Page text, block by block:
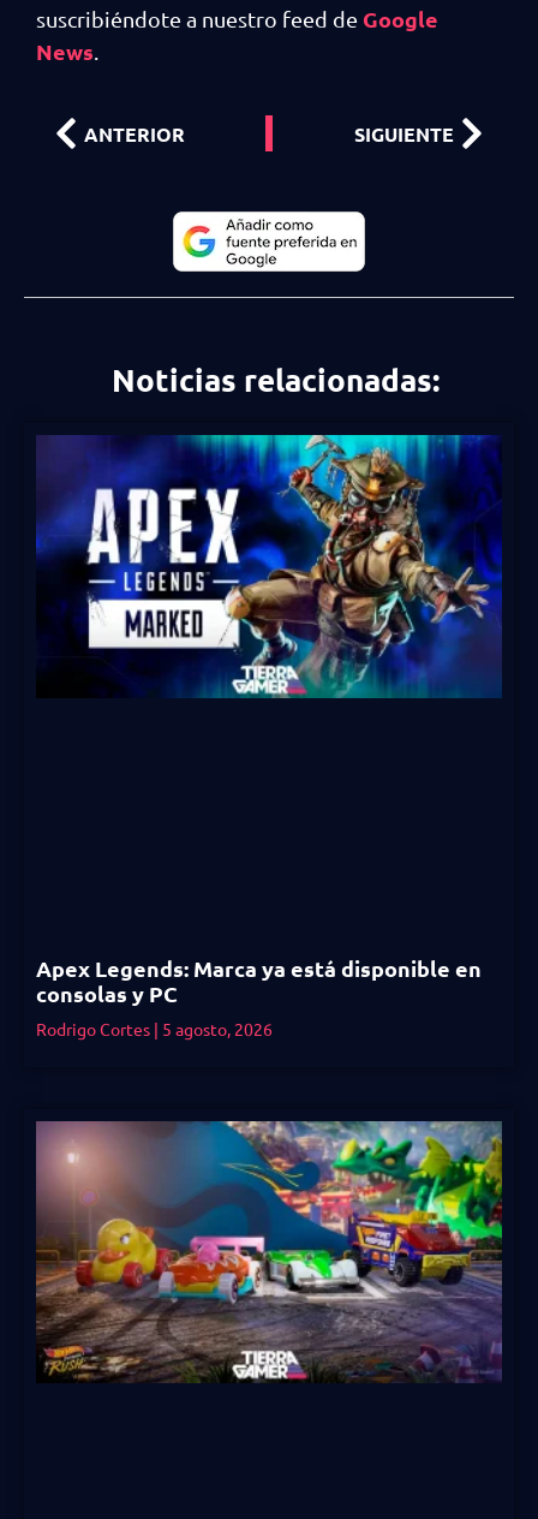
suscribiéndote a nuestro feed de Google
News
ANTERIOR SIGUIENTE
Noticias relacionadas:
Apex Legends: Marca ya está disponible en
consolas y PC
Rodrigo Cortes 5 agosto, 2026